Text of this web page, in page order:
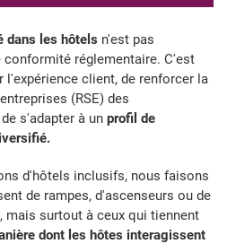
dans les hôtels n'est pas
réglementaire. C'est
l'expérience client, de renforcer la
(RSE) des
s'adapter à un profil de
d'hôtels inclusifs, nous faisons
de rampes, d'ascenseurs ou de
mais surtout à ceux qui tiennent
dont les hôtes interagissent